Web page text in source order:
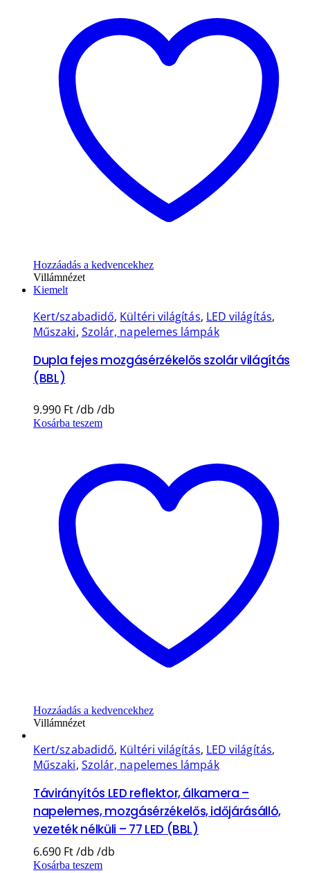
Hozzáadás a kedvencekhez
Villámnézet
Kiemelt
Kert/szabadidő, Kültéri világítás, LED világítás,
Műszaki, Szolár, napelemes lámpák
Dupla fejes mozgásérzékelős szolár világítás
(BBL)
9.990 Ft
Kosárba teszem
Hozzáadás a kedvencekhez
Villámnézet
Kert/szabadidő, Kültéri világítás, LED világítás,
Műszaki, Szolár, napelemes lámpák
Távirányítós LED reflektor, álkamera –
napelemes, mozgásérzékelős, időjárásálló,
vezeték nélküli – 77 LED (BBL)
6.690 Ft
Kosárba teszem